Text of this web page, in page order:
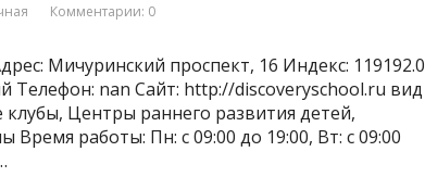
Комментарии: 0
Мичуринский проспект, 16 Индекс: 119192.0
Телефон: nan Сайт: http://discoveryschool.ru вид
Центры раннего развития детей,
работы: Пн: с 09:00 до 19:00, Вт: с 09:00